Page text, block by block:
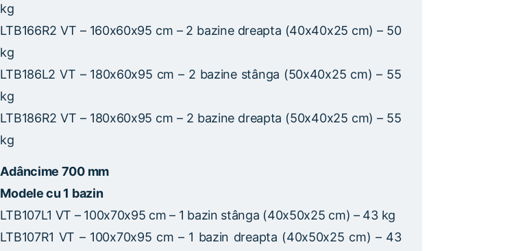
kg
LTB166R2 VT – 160x60x95 cm – 2 bazine dreapta (40x40x25 cm) – 50
kg
LTB186L2 VT – 180x60x95 cm – 2 bazine stânga (50x40x25 cm) – 55
kg
LTB186R2 VT – 180x60x95 cm – 2 bazine dreapta (50x40x25 cm) – 55
kg
Adâncime 700 mm
Modele cu 1 bazin
LTB107L1 VT – 100x70x95 cm – 1 bazin stânga (40x50x25 cm) – 43 kg
LTB107R1 VT – 100x70x95 cm – 1 bazin dreapta (40x50x25 cm) – 43